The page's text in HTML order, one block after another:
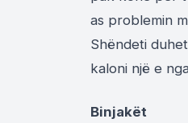
as problemin
Shëndeti
kaloni një e
Binjakët